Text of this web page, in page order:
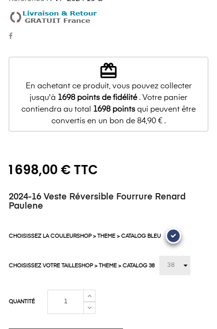
redeem
En achetant ce produit, vous pouvez collecter
jusqu'à 1698 points de fidélité. Votre panier
contiendra au total 1698 points qui peuvent être
convertis en un bon de 84,90 € .
1 698,00 € TTC
2024-16 Veste Réversible Fourrure Renard
Paulene
CHOISISSEZ LA COULEURSHOP > THEME > CATALOG BLEU
CHOISISSEZ VOTRE TAILLESHOP > THEME > CATALOG 38
QUANTITÉ